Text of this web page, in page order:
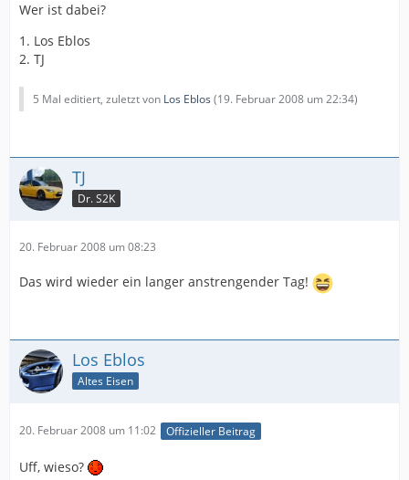
Wer ist dabei?
1. Los Eblos
2. TJ
5 Mal editiert, zuletzt von Los Eblos (19. Februar 2008 um 22:34)
TJ
Dr. S2K
20. Februar 2008 um 08:23
Das wird wieder ein langer anstrengender Tag!
Los Eblos
Altes Eisen
20. Februar 2008 um 11:02 Offizieller Beitrag
Uff, wieso?